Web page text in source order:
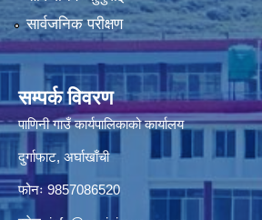
सार्वजनिक परीक्षण
सम्पर्क विवरण
पाणिनी गाउँ कार्यपालिकाको कार्यालय
दुर्गाफाट, अर्घाखाँची
फोनः 9857086520